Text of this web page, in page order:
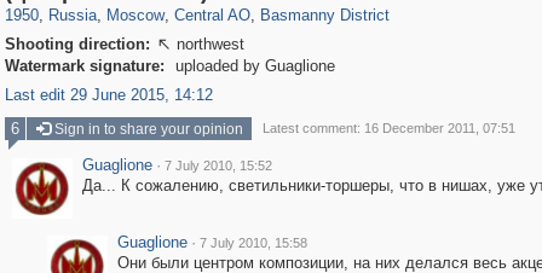
1950, Russia, Moscow, Central AO, Basmanny District
Shooting direction:  northwest
Watermark signature:
uploaded by Guaglione
Last edit 29 June 2015, 14:12
6
Sign in to share your opinion Latest comment: 16 December 2011, 07:51
Guaglione · 7 July 2010, 15:52
Да... К сожалению, светильники-торшеры, что в нишах, уже
Guaglione · 7 July 2010, 15:58
Они были центром композиции, на них делался весь